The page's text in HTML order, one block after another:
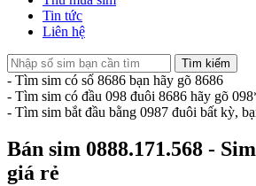
Tin tức
Liên hệ
Tìm kiếm
- Tìm sim có số 8686 bạn hãy gõ 8686
- Tìm sim có đầu 098 đuôi 8686 hãy gõ
- Tìm sim bắt đầu bằng 0987 đuôi bất kỳ,
Bán sim 0888.171.568 -
giá rẻ